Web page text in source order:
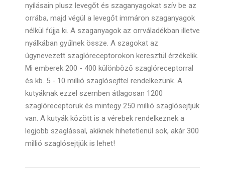
nyílásain plusz levegőt és szaganyagokat szív be az
orrába, majd végül a levegőt immáron szaganyagok
nélkül fújja ki. A szaganyagok az orrváladékban illetve
nyálkában gyűlnek össze. A szagokat az
úgynevezett szaglóreceptorokon keresztül érzékelik.
Mi emberek 200 - 400 különböző szaglóreceptorral
és kb. 5 - 10 millió szaglósejttel rendelkezünk. A
kutyáknak ezzel szemben átlagosan 1200
szaglóreceptoruk és mintegy 250 millió szaglósejtjük
van. A kutyák között is a vérebek rendelkeznek a
legjobb szaglással, akiknek hihetetlenül sok, akár 300
millió szaglósejtjük is lehet!